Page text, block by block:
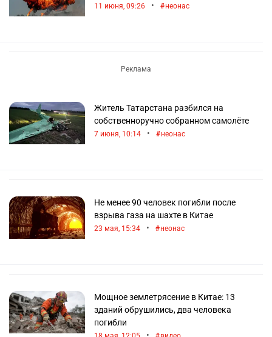
11 июня, 09:26 • неонас
Житель Татарстана разбился на
собственноручно собранном самолёте
7 июня, 10:14 • неонас
Не менее 90 человек погибли после
взрыва газа на шахте в Китае
23 мая, 15:34 • неонас
Мощное землетрясение в Китае: 13
зданий обрушились, два человека
погибли